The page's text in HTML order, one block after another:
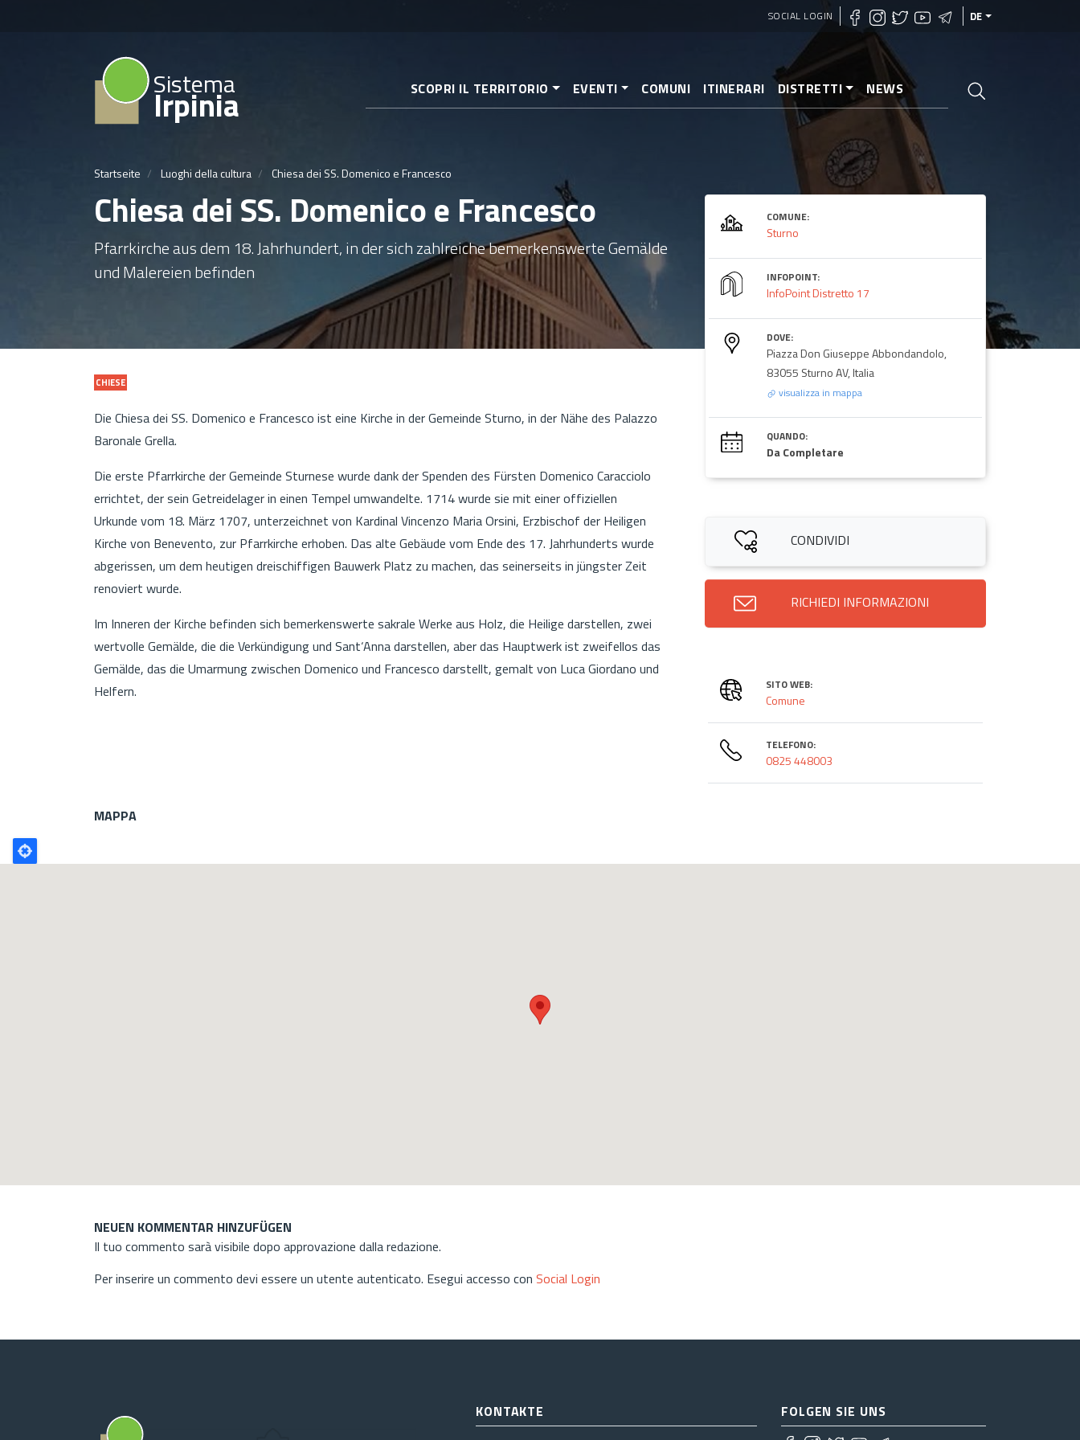
SOCIAL LOGIN DE
Sistema
Irpinia SCOPRI IL TERRITORIO EVENTI COMUNI ITINERARI DISTRETTI NEWS
Startseite Luoghi della cultura Chiesa dei SS. Domenico e Francesco
Chiesa dei SS. Domenico e Francesco
Pfarrkirche aus dem 18. Jahrhundert, in der sich zahlreiche bemerkenswerte Gemälde
und Malereien befinden
CHIESE
Die Chiesa dei SS. Domenico e Francesco ist eine Kirche in der Gemeinde Sturno, in der Nähe des Palazzo
Baronale Grella.
Die erste Pfarrkirche der Gemeinde Sturnese wurde dank der Spenden des Fürsten Domenico Caracciolo
errichtet, der sein Getreidelager in einen Tempel umwandelte. 1714 wurde sie mit einer offiziellen
Urkunde vom 18. März 1707, unterzeichnet von Kardinal Vincenzo Maria Orsini, Erzbischof der Heiligen
Kirche von Benevento, zur Pfarrkirche erhoben. Das alte Gebäude vom Ende des 17. Jahrhunderts wurde
abgerissen, um dem heutigen dreischiffigen Bauwerk Platz zu machen, das seinerseits in jüngster Zeit
renoviert wurde.
Im Inneren der Kirche befinden sich bemerkenswerte sakrale Werke aus Holz, die Heilige darstellen, zwei
wertvolle Gemälde, die die Verkündigung und Sant‘Anna darstellen, aber das Hauptwerk ist zweifellos das
Gemälde, das die Umarmung zwischen Domenico und Francesco darstellt, gemalt von Luca Giordano und
Helfern.
COMUNE:
Sturno
INFOPOINT:
InfoPoint Distretto 17
DOVE:
Piazza Don Giuseppe Abbondandolo,
83055 Sturno AV, Italia
visualizza in mappa
QUANDO:
Da Completare
CONDIVIDI
RICHIEDI INFORMAZIONI
SITO WEB:
Comune
TELEFONO:
0825 448003
MAPPA
Poligono
GEO
NEUEN KOMMENTAR HINZUFÜGEN
Il tuo commento sarà visibile dopo approvazione dalla redazione.
Per inserire un commento devi essere un utente autenticato. Esegui accesso con Social Login
KONTAKTE
FOLGEN SIE UNS